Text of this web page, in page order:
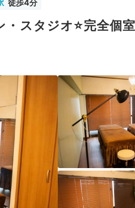
利用規約 特定商取引法 FAQ・
徒歩4分
スタジオ⭐️完全個